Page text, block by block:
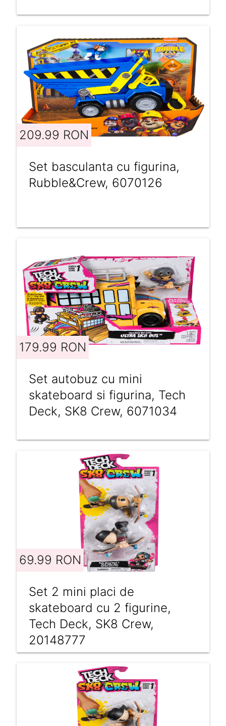
209.99 RON
Set basculanta cu figurina,
Rubble&Crew, 6070126
179.99 RON
Set autobuz cu mini
skateboard si figurina, Tech
Deck, SK8 Crew, 6071034
69.99 RON
Set 2 mini placi de
skateboard cu 2 figurine,
Tech Deck, SK8 Crew,
20148777